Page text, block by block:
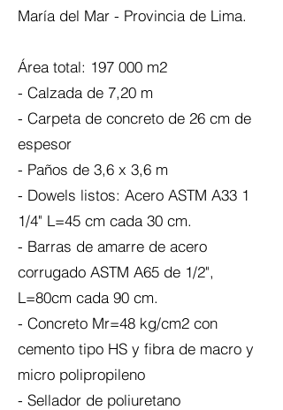
María del Mar - Provincia de Lima.
Área total: 197 000 m2
- Calzada de 7,20 m
- Carpeta de concreto de 26 cm de
espesor
- Paños de 3,6 x 3,6 m
- Dowels listos: Acero ASTM A33 1
1/4" L=45 cm cada 30 cm.
- Barras de amarre de acero
corrugado ASTM A65 de 1/2",
L=80cm cada 90 cm.
- Concreto Mr=48 kg/cm2 con
cemento tipo HS y fibra de macro y
micro polipropileno
- Sellador de poliuretano